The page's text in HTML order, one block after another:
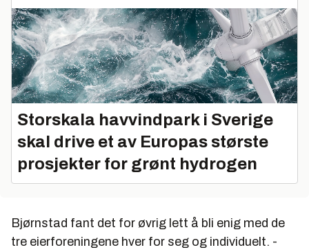
Storskala havvindpark i Sverige
skal drive et av Europas største
prosjekter for grønt hydrogen
Bjørnstad fant det for øvrig lett å bli enig med de
tre eierforeningene hver for seg og individuelt. -